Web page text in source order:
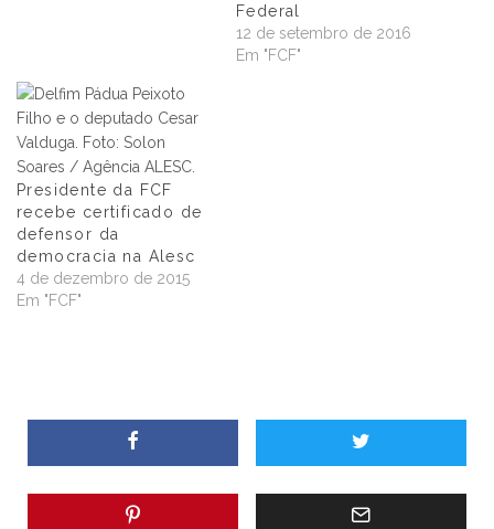
Federal
12 de setembro de 2016
Em "FCF"
Presidente da FCF
recebe certificado de
defensor da
democracia na Alesc
4 de dezembro de 2015
Em "FCF"